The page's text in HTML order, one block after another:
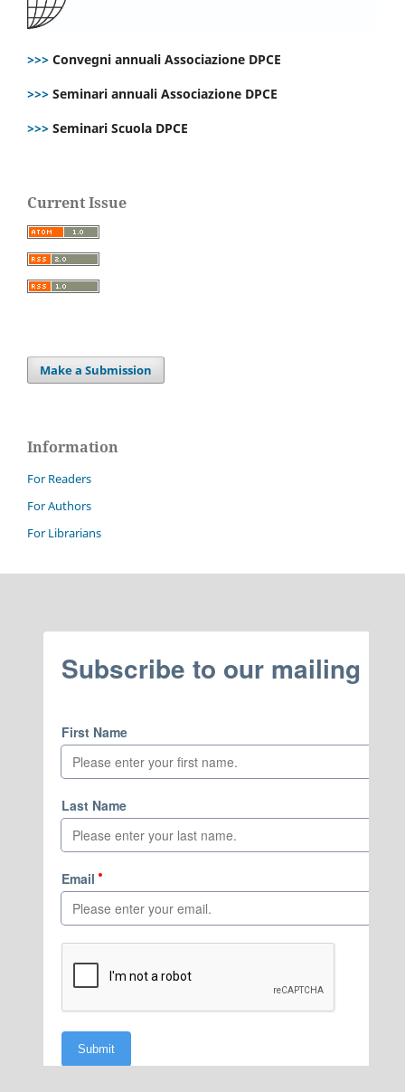
>>> Convegni annuali Associazione DPCE
>>> Seminari annuali Associazione DPCE
>>> Seminari Scuola DPCE
Current Issue
Make a Submission
Information
For Readers
For Authors
For Librarians